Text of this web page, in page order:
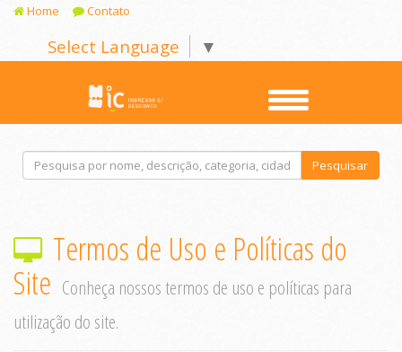
Home Contato
Select Language ▼
Pesquisar
Termos de Uso e Políticas do
Site Conheça nossos termos de uso e políticas para
utilização do site.